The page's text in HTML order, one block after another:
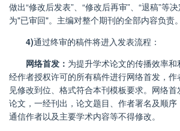
做出“修改后发表”、“修改后再审”、“退稿”等
为"已审回"。主编对整个期刊的全部内容负责。
4)通过终审的稿件将进入发表流程：
网络首发： 为提升学术论文的传播效率
经作者授权许可的所有稿件进行网络首发，
见修改到位、格式符合本刊模板要求。网络
论文，一经刊出，论文题目、作者署名及顺序
通信作者以及主要学术内容等不得修改。